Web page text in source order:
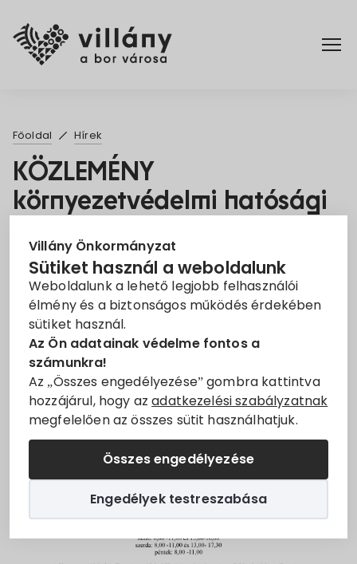
Villány Önkormányzat
Sütiket használ a weboldalunk
Weboldalunk a lehető legjobb felhasználói
élmény és a biztonságos működés érdekében
sütiket használ.
Az Ön adatainak védelme fontos a
számunkra!
Az „Összes engedélyezése” gombra kattintva
hozzájárul, hogy azadatkezelési szabályzatnak
megfelelően az összes sütit használhatjuk.
Összes engedélyezése
Engedélyek testreszabása
Elérhetőségek
Hírek
Rendelettár
Pályázatok
Dokumentumok
Állásajánlatok
Szolgáltatók
Turizmus
Választási információk
Választási szervek
Főoldal Hírek
KÖZLEMÉNY
környezetvédelmi hatósági
2022. Aug. 9.
környezetvédelmi hatósági eljárás